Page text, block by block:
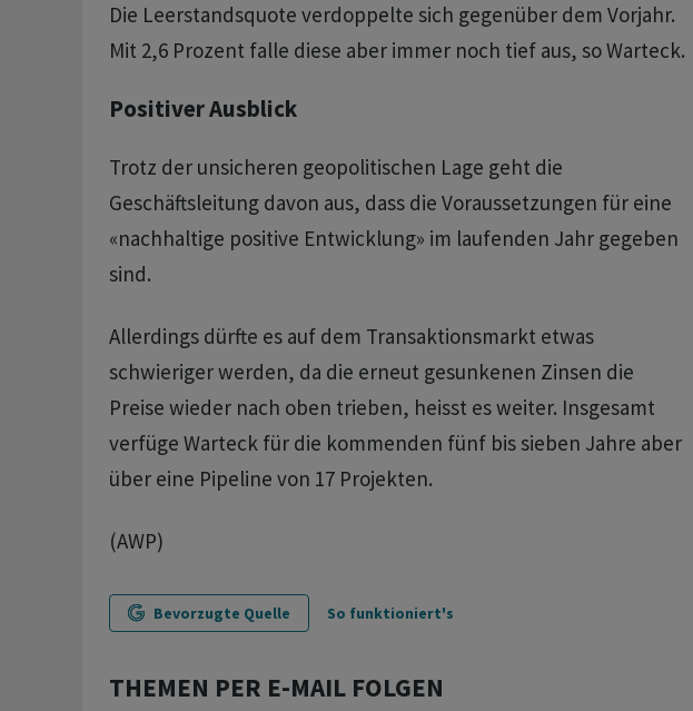
Die Leerstandsquote verdoppelte sich gegenüber dem Vorjahr.
Mit 2,6 Prozent falle diese aber immer noch tief aus, so Warteck.
Positiver Ausblick
Trotz der unsicheren geopolitischen Lage geht die
Geschäftsleitung davon aus, dass die Voraussetzungen für eine
«nachhaltige positive Entwicklung» im laufenden Jahr gegeben
sind.
Allerdings dürfte es auf dem Transaktionsmarkt etwas
schwieriger werden, da die erneut gesunkenen Zinsen die
Preise wieder nach oben trieben, heisst es weiter. Insgesamt
verfüge Warteck für die kommenden fünf bis sieben Jahre aber
über eine Pipeline von 17 Projekten.
(AWP)
Bevorzugte Quelle So funktioniert's
THEMEN PER E-MAIL FOLGEN